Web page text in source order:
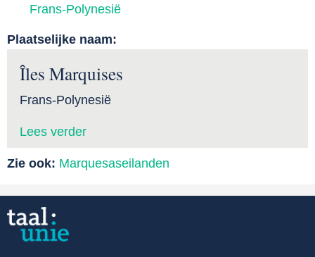
Frans-Polynesië
Plaatselijke naam:
Îles Marquises
Frans-Polynesië
Lees verder
Zie ook: Marquesaseilanden